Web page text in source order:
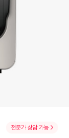
전문가 상담 가능